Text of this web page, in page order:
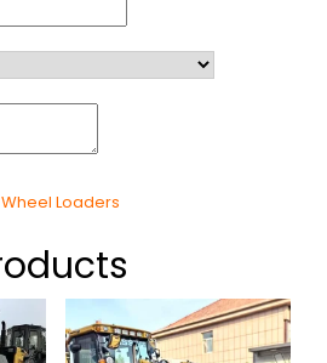
Wheel Loaders